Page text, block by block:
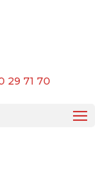
29 71 70